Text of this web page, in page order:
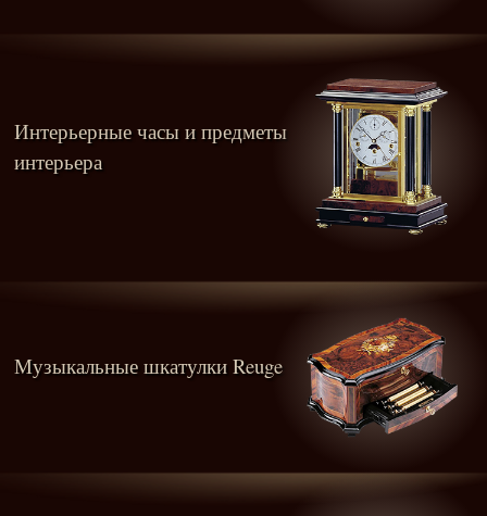
Интерьерные часы и предметы
интерьера
Музыкальные шкатулки Reuge